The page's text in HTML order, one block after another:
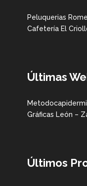
Peluquerias
Cafetería El
Últimas
Gráficas León –
Últimos